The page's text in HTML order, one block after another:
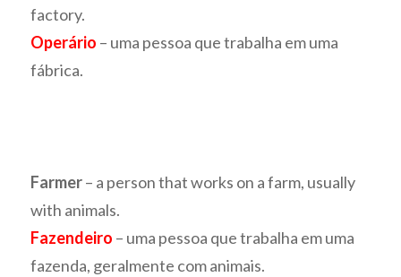
factory.
Operário – uma pessoa que trabalha em uma
fábrica.
Farmer– a person that works on a farm, usually
with animals.
Fazendeiro – uma pessoa que trabalha em uma
fazenda, geralmente com animais.